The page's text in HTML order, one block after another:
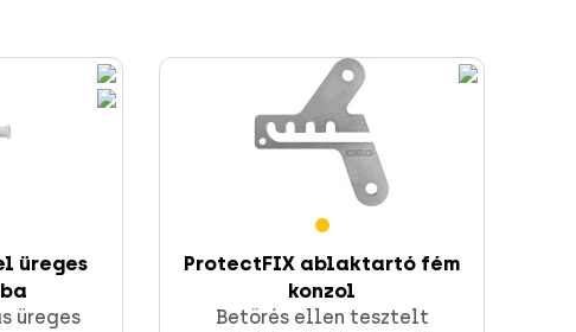
üreges
üreges
ProtectFIX ablaktartó fém
konzol
Betörés ellen tesztelt